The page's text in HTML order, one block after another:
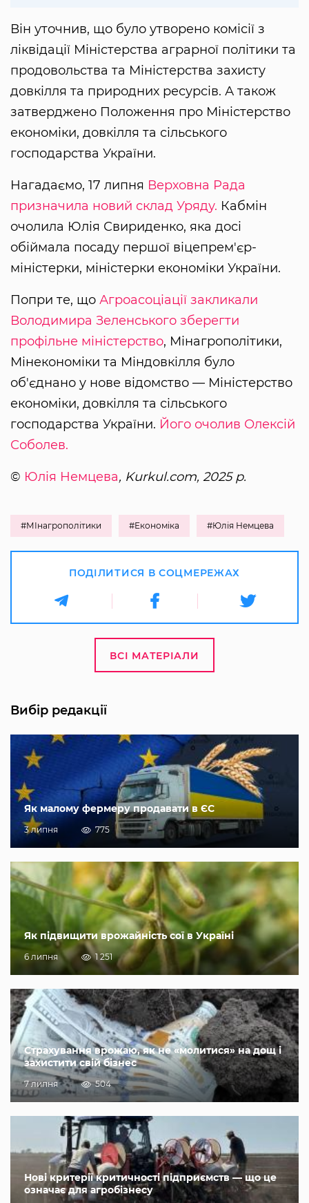
Він уточнив, що було утворено комісії з
ліквідації Міністерства аграрної політики та
продовольства та Міністерства захисту
довкілля та природних ресурсів. А також
затверджено Положення про Міністерство
економіки, довкілля та сільського
господарства України.
Нагадаємо, 17 липня Верховна Рада
призначила новий склад Уряду. Кабмін
очолила Юлія Свириденко, яка досі
обіймала посаду першої віцепрем'єр-
міністерки, міністерки економіки України.
Попри те, що Агроасоціації закликали
Володимира Зеленського зберегти
профільне міністерство, Мінагрополітики,
Мінекономіки та Міндовкілля було
об'єднано у нове відомство — Міністерство
економіки, довкілля та сільського
господарства України. Його очолив Олексій
Соболев.
© Юлія Немцева, Kurkul.com, 2025 р.
#МІнагрополітики #Економіка #Юлія Немцева
ПОДІЛИТИСЯ В СОЦМЕРЕЖАХ
ВСІ МАТЕРІАЛИ
Вибір редакції
Як малому фермеру продавати в ЄС
3 липня 775
Як підвищити врожайність сої в Україні
6 липня 1 251
Страхування врожаю, як не «молитися» на дощ і
захистити свій бізнес
7 липня 504
Нові критерії критичності підприємств — що це
означає для агробізнесу